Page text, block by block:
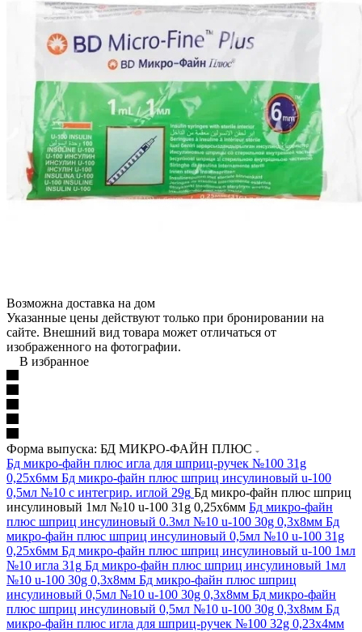
Возможна доставка на дом
Указанные цены действуют только при бронировании на
сайте. Внешний вид товара может отличаться от
изображенного на фотографии.
В избранное
Форма выпуска: БД МИКРО-ФАЙН ПЛЮС
Бд микро-файн плюс игла для шприц-ручек №100 31g
0,25x6мм Бд микро-файн плюс шприц инсулиновый u-100
0,5мл №10 с интегрир. иглой 29g Бд микро-файн плюс шприц
инсулиновый 1мл №10 u-100 31g 0,25х6мм Бд микро-файн
плюс шприц инсулиновый 0.3мл №10 u-100 30g 0,3х8мм Бд
микро-файн плюс шприц инсулиновый 0,5мл №10 u-100 31g
0,25х6мм Бд микро-файн плюс шприц инсулиновый u-100 1мл
№10 игла 31g Бд микро-файн плюс шприц инсулиновый 1мл
№10 u-100 30g 0,3х8мм Бд микро-файн плюс шприц
инсулиновый 0,5мл №10 u-100 30g 0,3х8мм Бд микро-файн
плюс шприц инсулиновый 0,5мл №10 u-100 30g 0,3х8мм Бд
микро-файн плюс игла для шприц-ручек №100 32g 0,23х4мм